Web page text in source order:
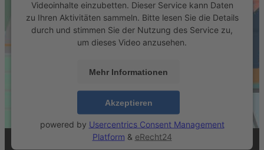
Videoinhalte einzubetten. Dieser Service kann Daten
zu Ihren Aktivitäten sammeln. Bitte lesen Sie die Details
durch und stimmen Sie der Nutzung des Service zu,
um dieses Video anzusehen.
Mehr Informationen
Akzeptieren
powered by Usercentrics Consent Management
Platform & eRecht24